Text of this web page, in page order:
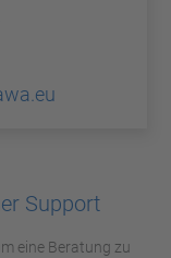
Support
eine Beratung zu